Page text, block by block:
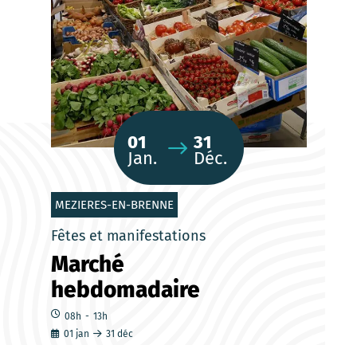
MEZIERES-EN-BRENNE
Fêtes et manifestations
Marché
hebdomadaire
08h - 13h
01 jan 31 déc
01
Jan.
31
Déc.